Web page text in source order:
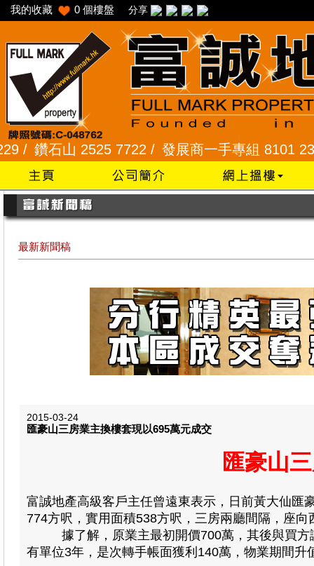
我的收藏 0 個樓盤 分享
石山 2525 7722 /發展商一手專組 8101 2345 /
最新新聞稿
2015-03-24
匯豪山三房業主換樓套現以695萬元成交
匯豪山
富誠地產高級客戶主任曾遠東表示，日前黃大仙匯
774方呎，實用面積538方呎，三房兩廳間隔，座
據了解，原業主最初開價700萬，其後與買方議
有單位3年，是次轉手帳面獲利140萬，物業期間升